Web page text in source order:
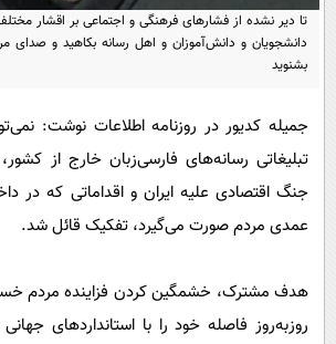
مجله تصویری سلاح
ورزش
فناوری
گوناگون
حوادث
سلامت
خواندنی ها و دیدنی ها
آشپزی
دانلود
آموزش زبان
تا دیر نشده از فشارهای فرهنگی و اجتماعی بر اقشار
دانشجویان و دانش‌آموزان و اهل رسانه بکاهید و صدای
بشنوید
جمیله کدیور در روزنامه اطلاعات نوشت:
تبلیغاتی رسانه‌های فارسی‌زبان خارج از
جنگ اقتصادی علیه ایران و اقداماتی که در
عمدی مردم صورت می‌گیرد، تفکیک قائل شد.
هدف مشترک، خشمگین کردن فزاینده مردم
روزبه‌روز فاصله خود را با استانداردهای